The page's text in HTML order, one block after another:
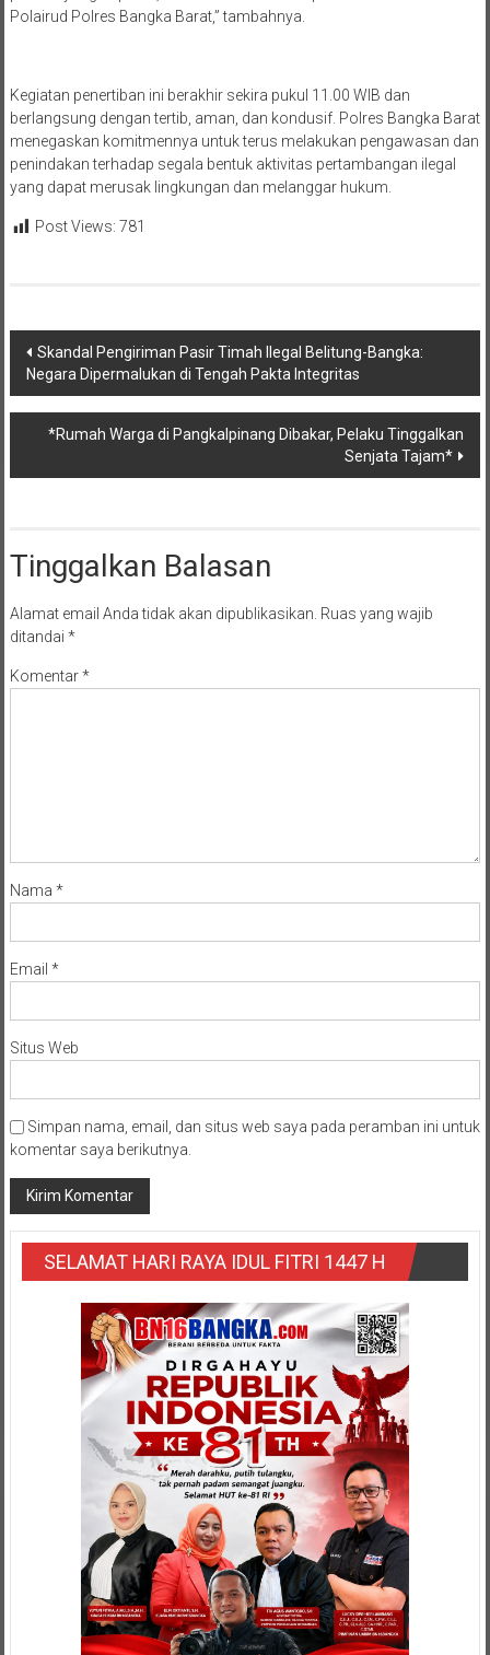
Polairud Polres Bangka Barat,” tambahnya.
Kegiatan penertiban ini berakhir sekira pukul 11.00 WIB dan
berlangsung dengan tertib, aman, dan kondusif. Polres Bangka Barat
menegaskan komitmennya untuk terus melakukan pengawasan dan
penindakan terhadap segala bentuk aktivitas pertambangan ilegal
yang dapat merusak lingkungan dan melanggar hukum.
Post Views: 781
Navigasi
pos
Skandal Pengiriman Pasir Timah Ilegal Belitung-Bangka:
Negara Dipermalukan di Tengah Pakta Integritas
*Rumah Warga di Pangkalpinang Dibakar, Pelaku Tinggalkan
Senjata Tajam*
Tinggalkan Balasan
Alamat email Anda tidak akan dipublikasikan. Ruas yang wajib
ditandai *
Komentar*
Nama *
Email *
Situs Web
Simpan nama, email, dan situs web saya pada peramban ini untuk
komentar saya berikutnya.
SELAMAT HARI RAYA IDUL FITRI 1447 H